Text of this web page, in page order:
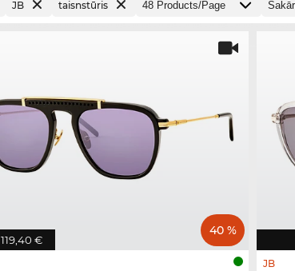
JB taisnstūris
119,40 €
40 %
JB